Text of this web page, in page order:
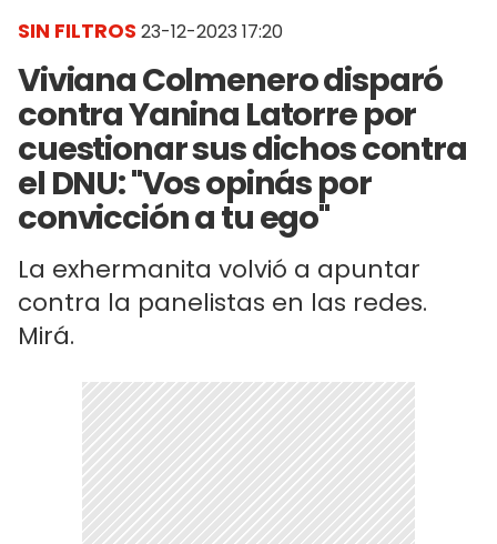
SIN FILTROS 23-12-2023 17:20
Viviana Colmenero disparó
contra Yanina Latorre por
cuestionar sus dichos contra
el DNU: "Vos opinás por
convicción a tu ego"
La exhermanita volvió a apuntar
contra la panelistas en las redes.
Mirá.